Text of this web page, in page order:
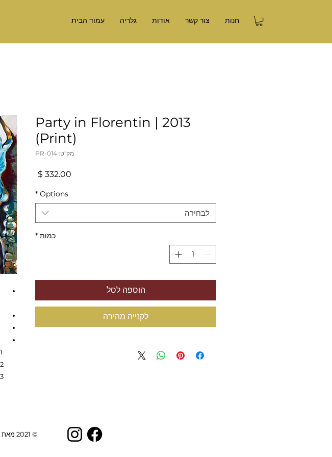
עמוד הבית גלריה אודות צור קשר חנות
Party in Florentin | 2013
(Print)
מק"ט: PR-014
Options
*
לבחירה
כמות *
הוספה לסל
לקנייה מהירה
© 2021 מאת